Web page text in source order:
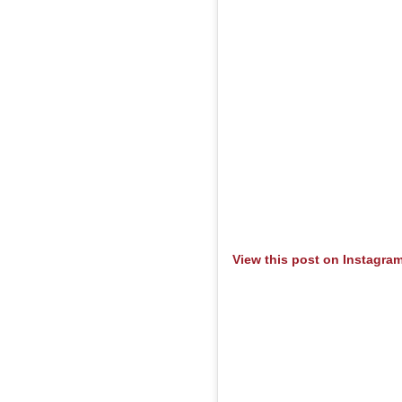
View this post on